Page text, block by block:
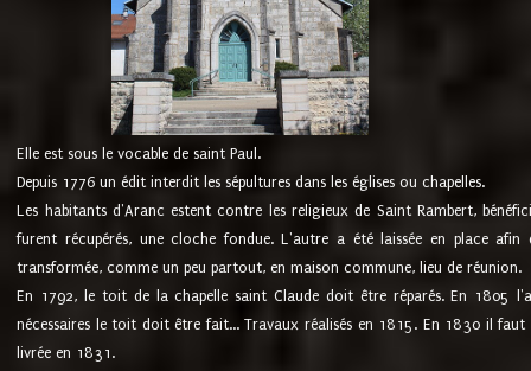
Elle est sous le vocable de saint Paul.
Depuis 1776 un édit interdit les sépultures dans les églises ou chapelles.
Les habitants d'Aranc estent contre les religieux de Saint Rambert,
furent récupérés, une cloche fondue. L'autre a été laissée en place
transformée, comme un peu partout, en maison commune, lieu de réunion.
En 1792, le toit de la chapelle saint Claude doit être réparés. En 1805
nécessaires le toit doit être fait... Travaux réalisés en 1815. En 1830 il
livrée en 1831.